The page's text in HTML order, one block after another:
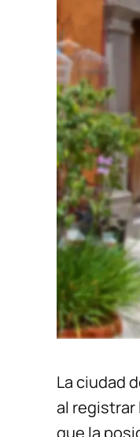
La ciudad
al registrar
que la